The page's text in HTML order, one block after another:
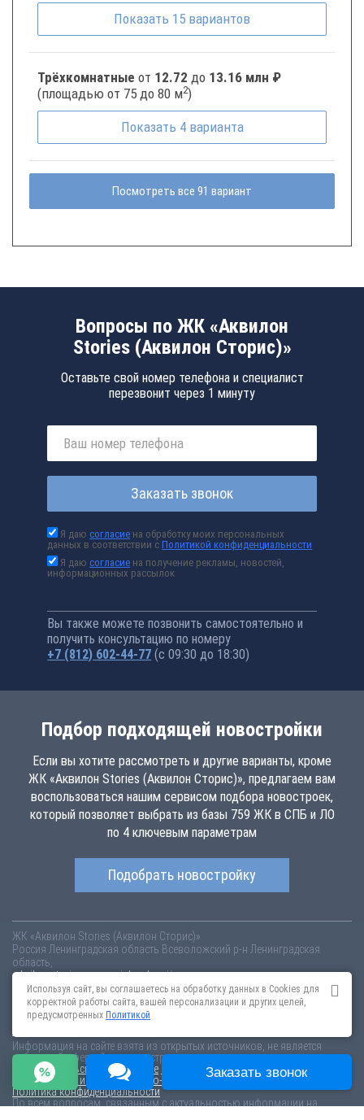
Показать 15 вариантов
Трёхкомнатные от 12.72 до 13.16 млн ₽
(площадью от 75 до 80 м2)
Показать 4 варианта
Посмотреть все 91 вариант
Вопросы по ЖК «Аквилон
Stories (Аквилон Сторис)»
Оставьте свой номер телефона и специалист
перезвонит через 1 минуту
Заказать звонок
Я даюсогласие на обработку моих персональных
данных в соответствии сПолитикой конфиденциальности
Я даюсогласие на получение рекламы, новостей,
информационных рассылок
Вы также можете позвонить самостоятельно и
получить консультацию по номеру
+7 (812) 602-44-77 (с 09:30 до 18:30)
Подбор подходящей новостройки
Если вы хотите рассмотреть и другие варианты, кроме
ЖК «Аквилон Stories (Аквилон Сторис)», предлагаем вам
воспользоваться нашим сервисом подбора новостроек,
который позволяет выбрать из базы 759 ЖК в СПБ и ЛО
по 4 ключевым параметрам
Подобрать новостройку
ЖК «Аквилон Stories (Аквилон Сторис)»
Россия Ленинградская область Всеволожский р-н Ленинградская
область,
akvilon-stories.novopoisk.spb.ruКупить квартиру в новом жилом
комплексе «Аквилон Stories (Аквилон Сторис)» от «Аквилон Групп» в
Кудрове. Квартиры различных планировок от 4.67 млн рублей!
Информация на сайте взята из открытых источников, не является
публичной офертой и распространяется для ознакомления.
Пользовательское соглашение
Соглашение о размещении
Пояснение об информационно-рекламном характере сведений
Политика конфиденциальности
По всем вопросам, связанным с актуальностью информации на
Используя сайт, вы соглашаетесь на обработку данных в Cookies для
корректной работы сайта, вашей персонализации и других целей,
предусмотренных Политикой
Заказать звонок